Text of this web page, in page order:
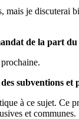
mais je discuterai
de la part du
subventions
à ce sujet. Ce
et communes.